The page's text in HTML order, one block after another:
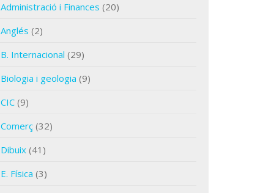
Administració i Finances (20)
Anglés (2)
B. Internacional (29)
Biologia i geologia (9)
CIC (9)
Comerç (32)
Dibuix (41)
E. Física (3)